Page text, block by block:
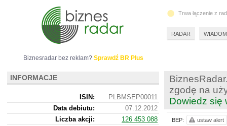
zgodę na
Dowiedz się
BEP: ustaw alert
Biznesradar bez reklam? Sprawdź BR Plus
INFORMACJE
ISIN:
PLBMSEP00011
Data debiutu:
07.12.2012
Liczba akcji:
126 453 088
Trwa łączenie z
RADAR